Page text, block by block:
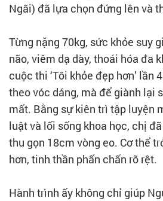
Ngãi) đã lựa chọn đứng lên và
Từng nặng 70kg, sức khỏe suy
não, viêm dạ dày, thoái hóa đa
cuộc thi ‘Tôi khỏe đẹp hơn’ lần
theo vóc dáng, mà để giành lại
mất. Bằng sự kiên trì tập luyện
luật và lối sống khoa học, chị
thu gọn 18cm vòng eo. Cơ thể
hơn, tinh thần phấn chấn rõ rệt.
Hành trình ấy không chỉ giúp